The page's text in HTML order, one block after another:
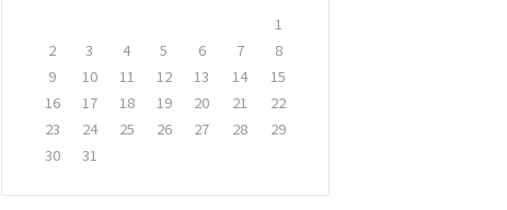
1
2
3 4 5 6 7
8
9
10 11 12 13 14
15
16
17 18 19 20 21
22
23
24 25 26 27 28
29
30
31